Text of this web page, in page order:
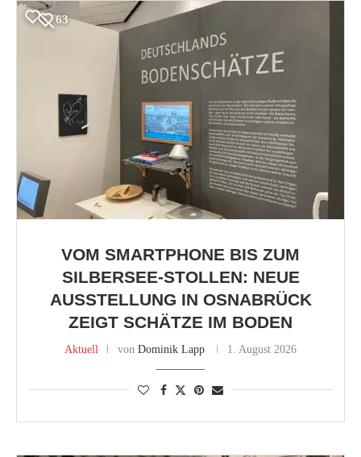
63
VOM SMARTPHONE BIS ZUM
SILBERSEE-STOLLEN: NEUE
AUSSTELLUNG IN OSNABRÜCK
ZEIGT SCHÄTZE IM BODEN
Aktuell von Dominik Lapp 1. August 2026